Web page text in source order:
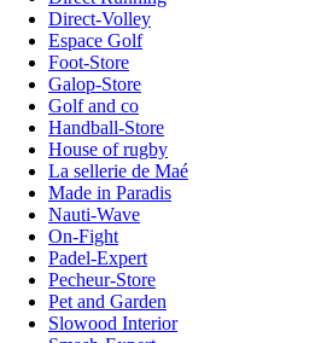
Direct-Volley
Espace Golf
Foot-Store
Galop-Store
Golf and co
Handball-Store
House of rugby
La sellerie de Maé
Made in Paradis
Nauti-Wave
On-Fight
Padel-Expert
Pecheur-Store
Pet and Garden
Slowood Interior